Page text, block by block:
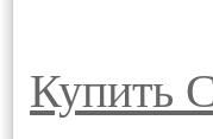
Купить